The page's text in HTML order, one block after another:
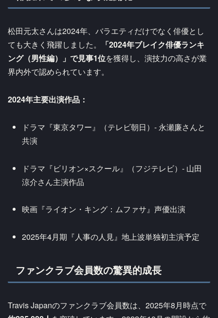
松田元太さんは2024年、バラエティだけでなく俳優とし
ても大きく飛躍しました。
「2024年ブレイク俳優ランキ
ング（男性編）」で見事1位を獲得し、演技力の高さが業
界内外で認められています。
2024年主要出演作品：
ドラマ『東京タワー』（テレビ朝日）- 永瀬廉さんと
共演
ドラマ『ビリオン×スクール』（フジテレビ）- 山田
涼介さん主演作品
映画『ライオン・キング：ムファサ』声優出演
2025年4月期『人事の人見』地上波単独初主演予定
ファンクラブ会員数の驚異的成長
Travis Japanのファンクラブ会員数は、2025年8月時点で